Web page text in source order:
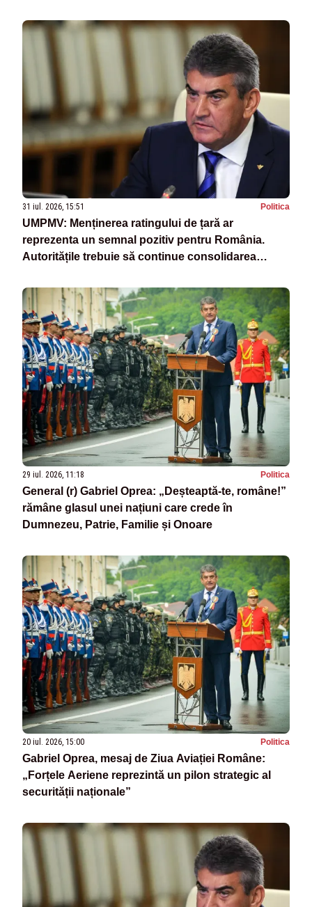
31 iul. 2026, 15:51 Politica
UMPMV: Menținerea ratingului de țară ar
reprezenta un semnal pozitiv pentru România.
Autoritățile trebuie să continue consolidarea
29 iul. 2026, 11:18 Politica
General (r) Gabriel Oprea: „Deșteaptă-te, române!”
rămâne glasul unei națiuni care crede în
Dumnezeu, Patrie, Familie și Onoare
20 iul. 2026, 15:00 Politica
Gabriel Oprea, mesaj de Ziua Aviației Române:
„Forțele Aeriene reprezintă un pilon strategic al
securității naționale”